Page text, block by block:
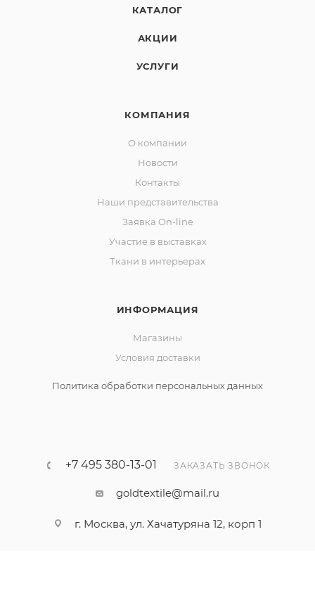
КАТАЛОГ
АКЦИИ
УСЛУГИ
КОМПАНИЯ
О компании
Новости
Контакты
Наши представительства
Заявка On-line
Участие в выставках
Ткани в интерьерах
ИНФОРМАЦИЯ
Магазины
Условия доставки
Политика обработки персональных данных
+7 495 380-13-01 ЗАКАЗАТЬ ЗВОНОК
goldtextile@mail.ru
г. Москва, ул. Хачатуряна 12, корп 1